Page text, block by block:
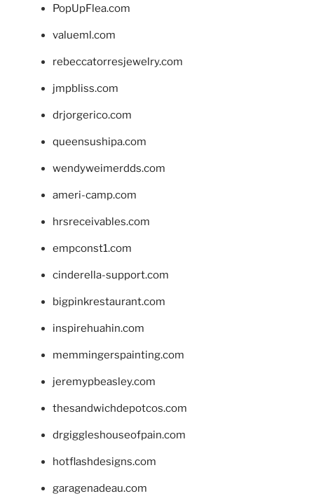
PopUpFlea.com
valueml.com
rebeccatorresjewelry.com
jmpbliss.com
drjorgerico.com
queensushipa.com
wendyweimerdds.com
ameri-camp.com
hrsreceivables.com
empconst1.com
cinderella-support.com
bigpinkrestaurant.com
inspirehuahin.com
memmingerspainting.com
jeremypbeasley.com
thesandwichdepotcos.com
drgiggleshouseofpain.com
hotflashdesigns.com
garagenadeau.com